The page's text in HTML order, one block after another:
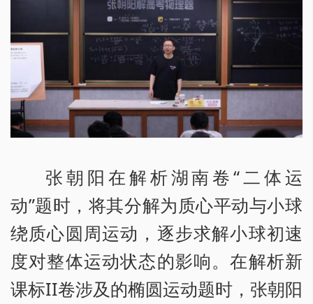
张朝阳在解析湖南卷“二体运
动”题时，将其分解为质心平动与小球
绕质心圆周运动，逐步求解小球初速
度对整体运动状态的影响。在解析新
课标II卷涉及的椭圆运动题时，张朝阳